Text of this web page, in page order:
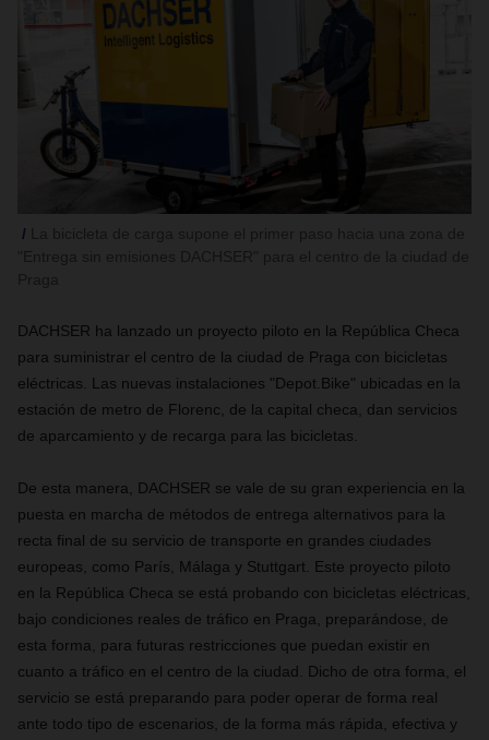
DACHSER ha lanzado un proyecto piloto en la República Checa
para suministrar el centro de la ciudad de Praga con bicicletas
eléctricas. Las nuevas instalaciones "Depot.Bike" ubicadas en la
estación de metro de Florenc, de la capital checa, dan servicios
de aparcamiento y de recarga para las bicicletas.
De esta manera, DACHSER se vale de su gran experiencia en la
puesta en marcha de métodos de entrega alternativos para la
recta final de su servicio de transporte en grandes ciudades
europeas, como París, Málaga y Stuttgart. Este proyecto piloto
en la República Checa se está probando con bicicletas eléctricas,
bajo condiciones reales de tráfico en Praga, preparándose, de
esta forma, para futuras restricciones que puedan existir en
cuanto a tráfico en el centro de la ciudad. Dicho de otra forma, el
servicio se está preparando para poder operar de forma real
ante todo tipo de escenarios, de la forma más rápida, efectiva y